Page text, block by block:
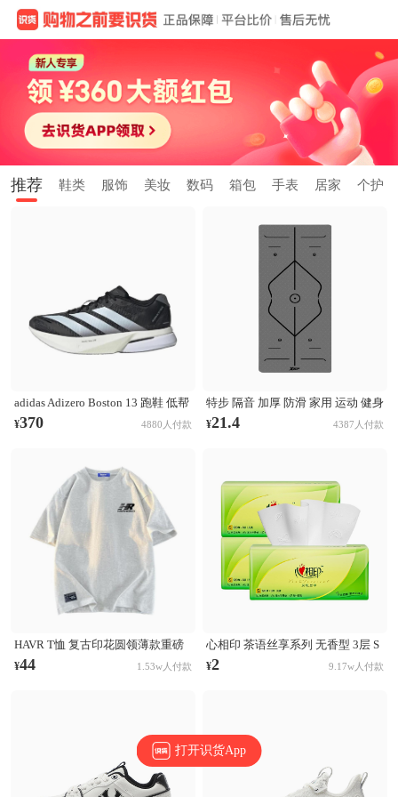
推荐 鞋类 服饰 美妆 数码 箱包 手表 居家 个护
adidas Adizero Boston 13 跑鞋 低帮
系带防滑耐磨透气玻纤柱竞训支撑
¥370 4880人付款
特步 隔音 加厚 防滑 家用 运动 健身
跳操 TPE 方形 瑜伽垫 AJA001 浅灰
¥21.4 4387人付款
HAVR T恤 复古印花圆领薄款重磅
纯棉短袖T恤 21A2201T923 白花灰
¥44 1.53w人付款
心相印 茶语丝享系列 无香型 3层 S
码 132×190mm 抽纸
¥2 9.17w人付款
打开识货App